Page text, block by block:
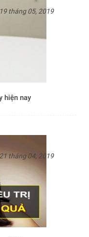
hiện nay
tháng 05, 2019
tháng 04, 2019